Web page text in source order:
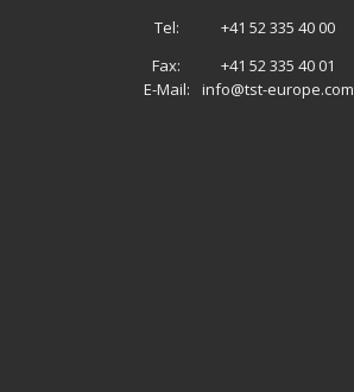
Tel:
+41 52 335 40 00
Fax:
+41 52 335 40 01
E-Mail:
info@tst-europe.com